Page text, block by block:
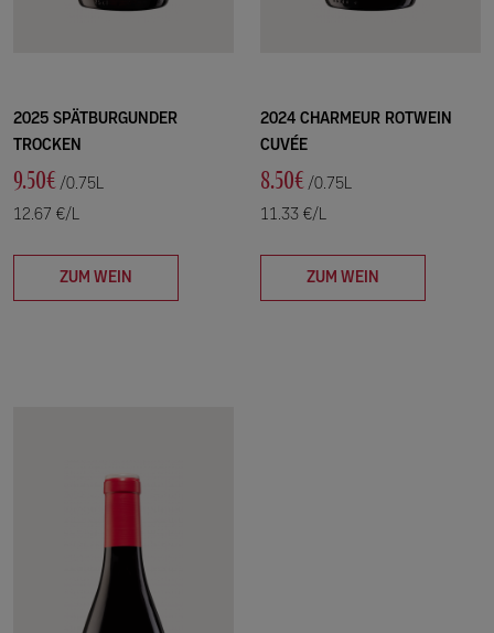
2025 SPÄTBURGUNDER
TROCKEN
9.50€ /0.75L
12.67 €/L
ZUM WEIN
2024 CHARMEUR ROTWEIN
CUVÉE
8.50€ /0.75L
11.33 €/L
ZUM WEIN